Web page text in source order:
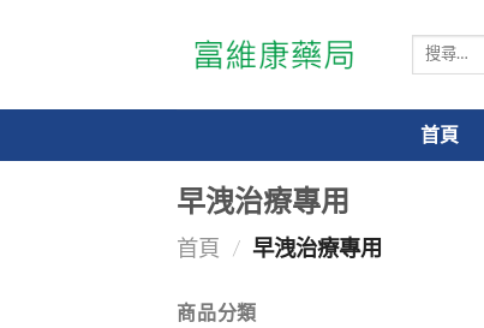
搜
鍵
字:
首頁
早洩治療專用
首頁 / 早洩治療專用
商品分類